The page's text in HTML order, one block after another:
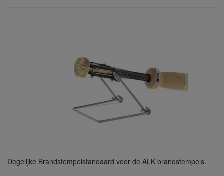
Degelijke Brandstempelstandaard voor de ALK brandstempels.